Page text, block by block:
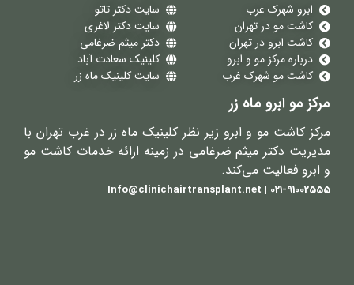
ابرو شهرک غرب
کاشت مو در تهران
کاشت ابرو در تهران
درباره مرکز مو و ابرو
کاشت مو شهرک غرب
سایت دکتر تاتو
سایت دکتر لاغری
دکتر میثم ضرغامی
کلینیک سعادت آباد
سایت کلینیک ماه زر
مرکز مو ابرو ماه زر
مرکز کاشت مو و ابرو زیر نظر کلینیک ماه زر در غرب تهران با
مدیریت دکتر میثم ضرغامی در زمینه ارائه خدمات کاشت مو
و ابرو فعالیت می‌کند.
021-91002555 | Info@clinichairtransplant.net